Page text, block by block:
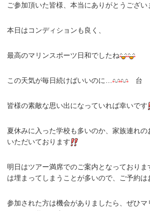
ご参加頂いた皆様、本当にありがとうござい
本日はコンディションも良く、
最高のマリンスポーツ日和でしたね
この天気が毎日続けばいいのに… 台
皆様の素敵な思い出になっていれば幸いです
夏休みに入った学校も多いのか、家族連れの
いただいております
明日はツアー満席でのご案内となっており
は埋まってしまうことが多いので、ご予約は
参加された方は機会がありましたら、ぜひ